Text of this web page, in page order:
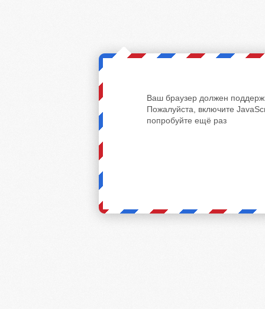
Ваш браузер должен
Пожалуйста, включите
попробуйте ещё раз